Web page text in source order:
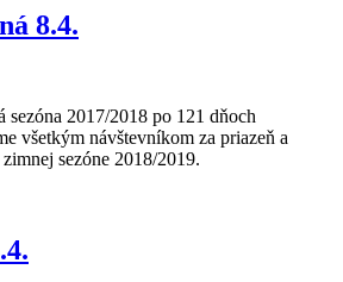
8.4.
sezóna 2017/2018 po 121 dňoch
všetkým návštevníkom za priazeň a
sezóne 2018/2019.